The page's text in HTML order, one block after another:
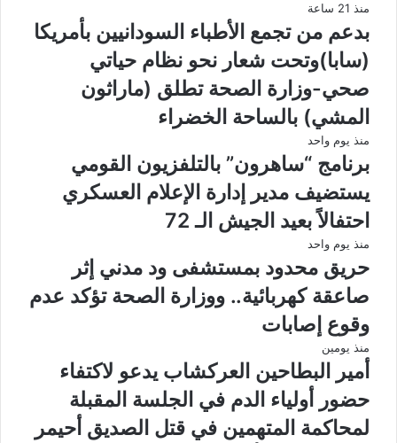
منذ 21 ساعة
بدعم من تجمع الأطباء السودانيين بأمريكا
(سابا)وتحت شعار نحو نظام حياتي
صحي-وزارة الصحة تطلق (ماراثون
المشي) بالساحة الخضراء
منذ يوم واحد
برنامج “ساهرون” بالتلفزيون القومي
يستضيف مدير إدارة الإعلام العسكري
احتفالاً بعيد الجيش الـ 72
منذ يوم واحد
حريق محدود بمستشفى ود مدني إثر
صاعقة كهربائية.. ووزارة الصحة تؤكد عدم
وقوع إصابات
منذ يومين
أمير البطاحين العركشاب يدعو لاكتفاء
حضور أولياء الدم في الجلسة المقبلة
لمحاكمة المتهمين في قتل الصديق أحيمر